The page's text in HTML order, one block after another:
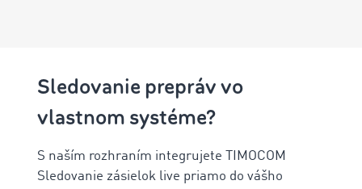
Sledovanie prepráv vo
vlastnom systéme?
S naším rozhraním integrujete TIMOCOM
Sledovanie zásielok live priamo do vášho